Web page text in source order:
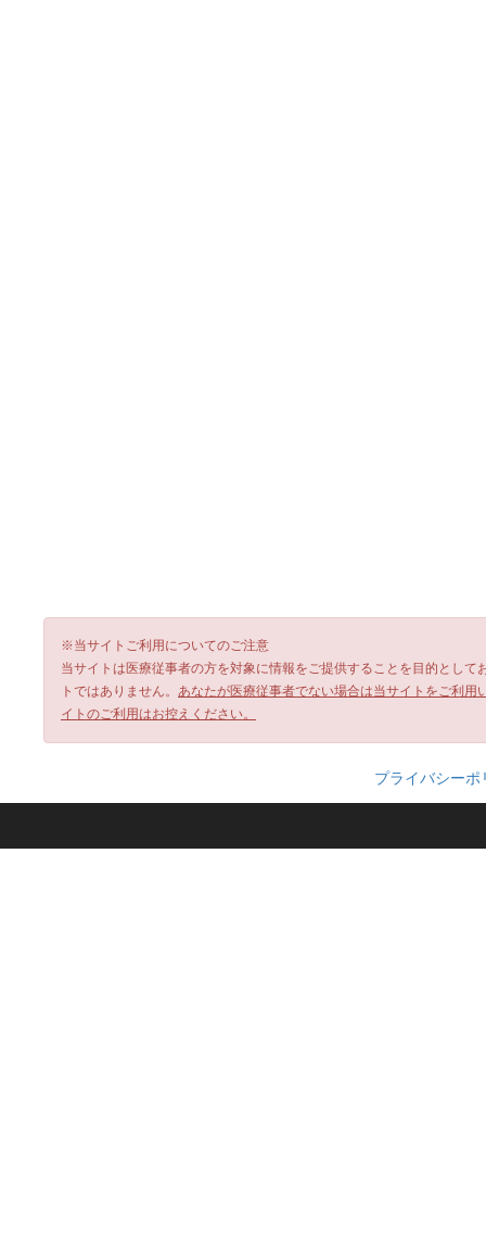
※当サイトご利用についてのご注意
当サイトは医療従事者の方を対象に情報をご提供することを目的とし
トではありません。 あなたが医療従事者でない場合は当サイトをご利
イトのご利用はお控えください。
プライバシーポ